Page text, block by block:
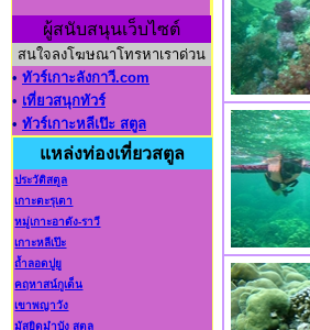
ผู้สนับสนุนเว็บไซต์
สนใจลงโฆษณาโทรหาเราด่วน
• ทัวร์เกาะลังกาวี.com
• เที่ยวสนุกทัวร์
• ทัวร์เกาะหลีเป๊ะ สตูล
แหล่งท่องเที่ยวสตูล
ประวัติสตูล
เกาะตะรุเตา
หมู่เกาะอาดัง-ราวี
เกาะหลีเป๊ะ
ถ้ำลอดปูยู
คฤหาสน์กูเด็น
เขาพญาวัง
มัสยิดมำบัง สตูล